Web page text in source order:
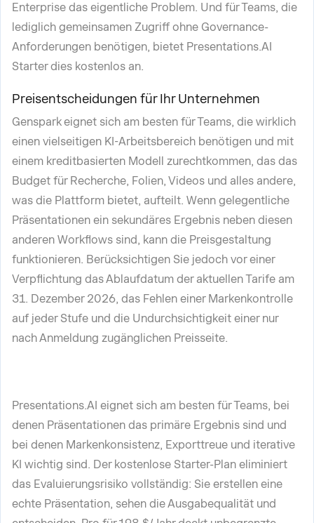
Enterprise das eigentliche Problem. Und für Teams, die
lediglich gemeinsamen Zugriff ohne Governance-
Anforderungen benötigen, bietet Presentations.AI
Starter dies kostenlos an.
Preisentscheidungen für Ihr Unternehmen
Genspark eignet sich am besten für Teams, die wirklich
einen vielseitigen KI-Arbeitsbereich benötigen und mit
einem kreditbasierten Modell zurechtkommen, das das
Budget für Recherche, Folien, Videos und alles andere,
was die Plattform bietet, aufteilt. Wenn gelegentliche
Präsentationen ein sekundäres Ergebnis neben diesen
anderen Workflows sind, kann die Preisgestaltung
funktionieren. Berücksichtigen Sie jedoch vor einer
Verpflichtung das Ablaufdatum der aktuellen Tarife am
31. Dezember 2026, das Fehlen einer Markenkontrolle
auf jeder Stufe und die Undurchsichtigkeit einer nur
nach Anmeldung zugänglichen Preisseite.
Presentations.AI eignet sich am besten für Teams, bei
denen Präsentationen das primäre Ergebnis sind und
bei denen Markenkonsistenz, Exporttreue und iterative
KI wichtig sind. Der kostenlose Starter-Plan eliminiert
das Evaluierungsrisiko vollständig: Sie erstellen eine
echte Präsentation, sehen die Ausgabequalität und